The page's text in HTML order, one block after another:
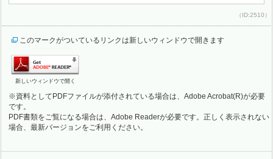
（ID:2510）
このマークがついているリンクは新しいウィンドウで開きます
新しいウィンドウで開く
※資料としてPDFファイルが添付されている場合は、Adobe Acrobat(R)が必要
です。
PDF書類をご覧になる場合は、Adobe Readerが必要です。正しく表示されない
場合、最新バージョンをご利用ください。